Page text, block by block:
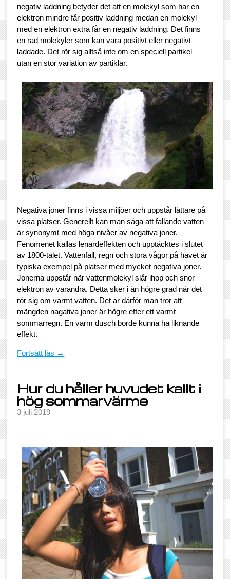
negativ laddning betyder det att en molekyl som har en
elektron mindre får positiv laddning medan en molekyl
med en elektron extra får en negativ laddning. Det finns
en rad molekyler som kan vara positivt eller negativt
laddade. Det rör sig alltså inte om en speciell partikel
utan en stor variation av partiklar.
Negativa joner finns i vissa miljöer och uppstår lättare på
vissa platser. Generellt kan man säga att fallande vatten
är synonymt med höga nivåer av negativa joner.
Fenomenet kallas lenardeffekten och upptäcktes i slutet
av 1800-talet. Vattenfall, regn och stora vågor på havet är
typiska exempel på platser med mycket negativa joner.
Jonerna uppstår när vattenmolekyl slår ihop och snor
elektron av varandra. Detta sker i än högre grad när det
rör sig om varmt vatten. Det är därför man tror att
mängden nagativa joner är högre efter ett varmt
sommarregn. En varm dusch borde kunna ha liknande
effekt.
Fortsätt läs →
Hur du håller huvudet kallt i
hög sommarvärme
3 juli 2019